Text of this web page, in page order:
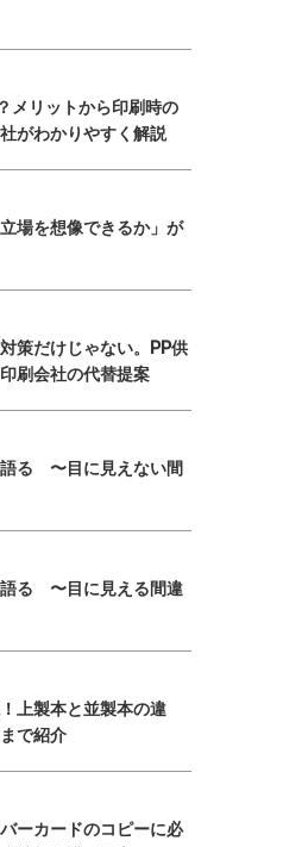
メリットから印刷時の
がわかりやすく解説
場を想像できるか」が
策だけじゃない。PP供
刷会社の代替提案
る 〜目に見えない間
る 〜目に見える間違
上製本と並製本の違
で紹介
ーカードのコピーに必